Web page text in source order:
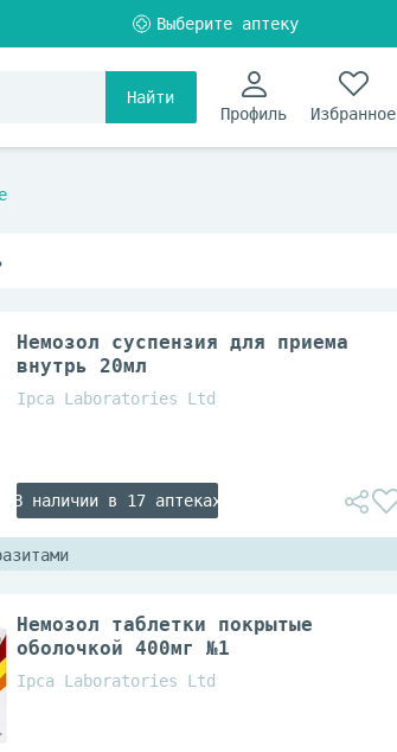
Найти
Профиль
Избранное
Немозол суспензия для приема
внутрь 20мл
Ipca Laboratories Ltd
В наличии в 17 аптеках
Немозол таблетки покрытые
оболочкой 400мг №1
Ipca Laboratories Ltd